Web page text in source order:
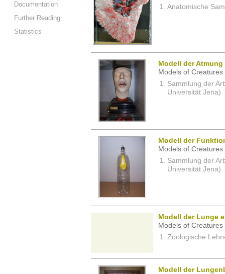
Documentation
Further Reading
Statistics
Anatomische
Modell der Atmung
Models of
Sammlung der
Universität Jena)
Modell der
Models of
Sammlung der
Universität Jena)
Modell der Lunge
Models of
Zoologische
Modell der